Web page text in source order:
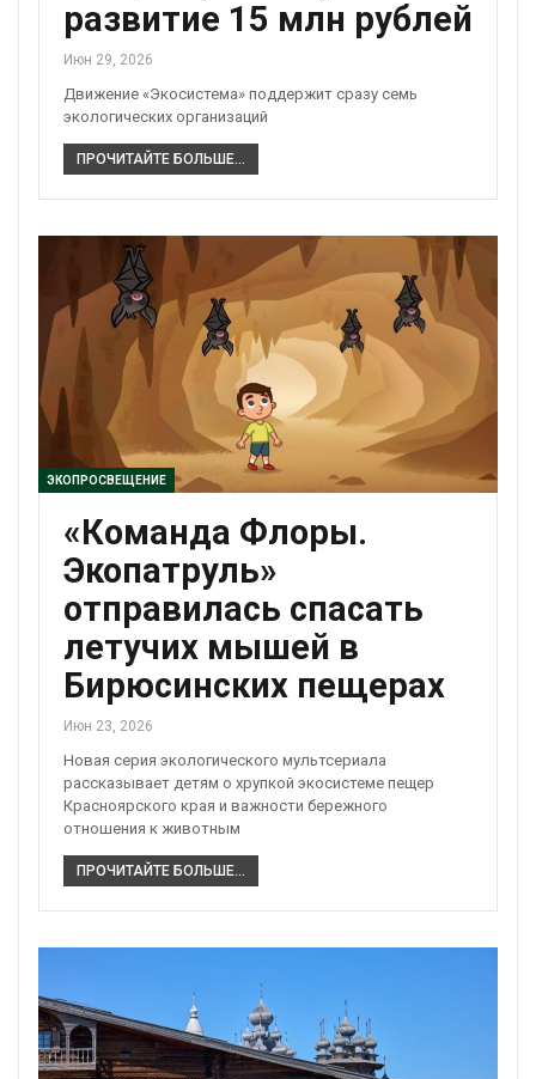
развитие 15 млн рублей
Июн 29, 2026
Движение «Экосистема» поддержит сразу семь
экологических организаций
ПРОЧИТАЙТЕ БОЛЬШЕ...
ЭКОПРОСВЕЩЕНИЕ
«Команда Флоры.
Экопатруль»
отправилась спасать
летучих мышей в
Бирюсинских пещерах
Июн 23, 2026
Новая серия экологического мультсериала
рассказывает детям о хрупкой экосистеме пещер
Красноярского края и важности бережного
отношения к животным
ПРОЧИТАЙТЕ БОЛЬШЕ...